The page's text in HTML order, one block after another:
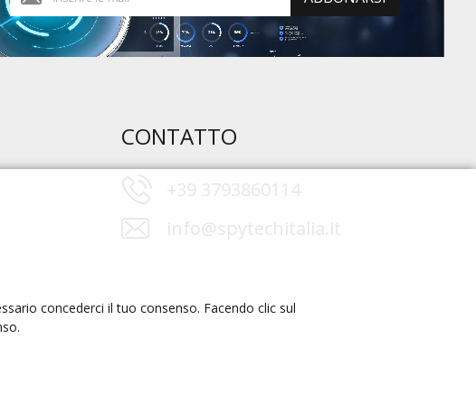
CONTATTO
concederci il tuo consenso. Facendo clic sul